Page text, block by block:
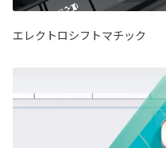
エレクトロシフトマチック